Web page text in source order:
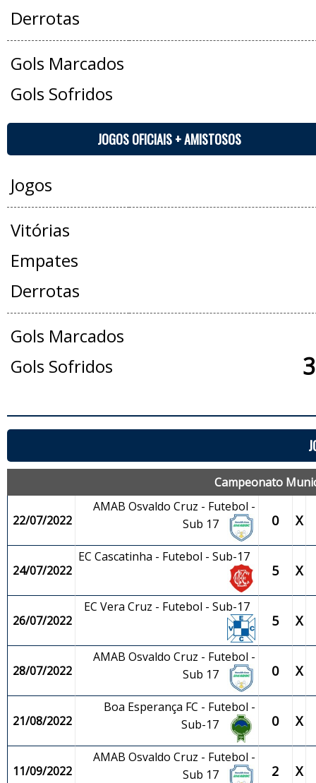
Derrotas
Gols Marcados
Gols Sofridos
JOGOS OFICIAIS + AMISTOSOS
Jogos
Vitórias
Empates
Derrotas
Gols Marcados
Gols Sofridos
Campeonato
22/07/2022
AMAB Osvaldo Cruz - Futebol -
Sub 17
0 X
24/07/2022
EC Cascatinha - Futebol - Sub-17
5 X
26/07/2022
EC Vera Cruz - Futebol - Sub-17
5 X
28/07/2022
AMAB Osvaldo Cruz - Futebol -
Sub 17
0 X
21/08/2022
Boa Esperança FC - Futebol -
Sub-17
0 X
11/09/2022
AMAB Osvaldo Cruz - Futebol -
Sub 17
2 X